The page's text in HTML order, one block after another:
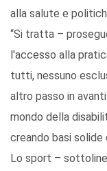
alla salute e
“Si tratta –
l'accesso alla
tutti, nessuno
altro passo in
mondo della
creando basi
Lo sport –